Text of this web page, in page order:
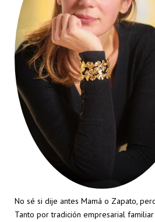
No sé si dije antes Mamá o Zapato,
Tanto por tradición empresarial